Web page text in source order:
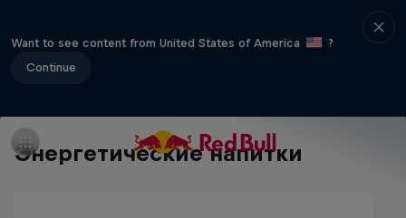
Want to see content from United States of America
?
Continue
Энергетические напитки